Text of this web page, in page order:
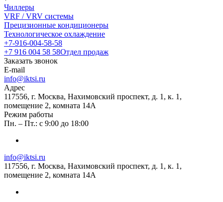
Чиллеры
VRF / VRV системы
Прецизионные кондиционеры
Технологическое охлаждение
+7-916-004-58-58
+7 916 004 58 58Отдел продаж
Заказать звонок
E-mail
info@iktsi.ru
Адрес
117556, г. Москва, Нахимовский проспект, д. 1, к. 1,
помещение 2, комната 14А
Режим работы
Пн. – Пт.: с 9:00 до 18:00
info@iktsi.ru
117556, г. Москва, Нахимовский проспект, д. 1, к. 1,
помещение 2, комната 14А